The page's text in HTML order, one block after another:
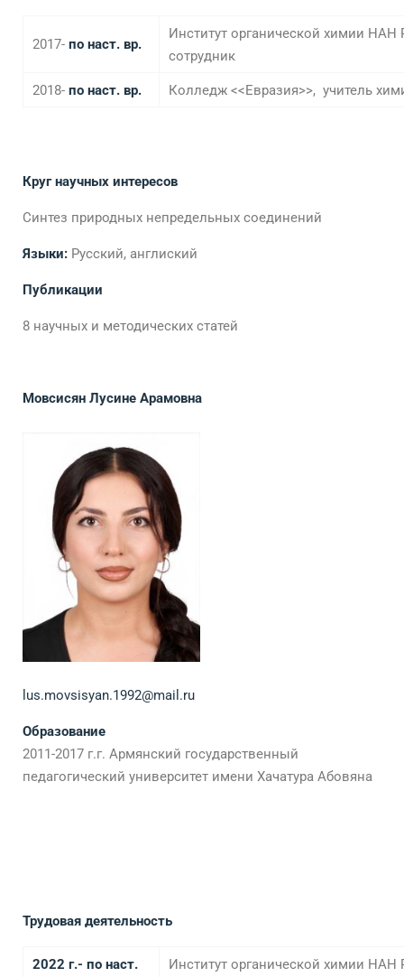
2017- по наст. вр.
Институт органической химии
сотрудник
2018- по наст. вр. Колледж <<Евразия>>, учитель
Круг научных интересов
Синтез природных непредельных соединений
Языки: Русский, англиский
Публикации
8 научных и методических статей
Мовсисян Лусине Арамовна
lus.movsisyan.1992@mail.ru
Образование
2011-2017 г.г. Армянский государственный
педагогический университет имени Хачатура Абовяна
Трудовая деятельность
2022 г.- по наст.
Институт органической химии